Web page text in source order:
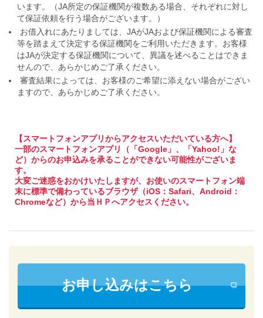
います。（JA所定の保証機関が複数ある場合、それぞれに対し
て保証依頼を行う場合がございます。）
お借入れにあたりましては、JAがJAおよび保証機関による審査
等を踏まえて決定する保証機関をご利用いただきます。お客様
はJAが決定する保証機関について、異議を述べることはできま
せんので、あらかじめご了承ください。
審査結果によっては、お客様のご希望に添えない場合がござい
ますので、あらかじめご了承ください。
【スマートフォンアプリからアクセスいただいている方へ】
一部のスマートフォンアプリ（「Google」、「Yahoo!」な
ど）からのお申込みを承ることができない可能性がございま
す。
大変ご迷惑をおかけいたしますが、お使いのスマートフォン端
末に標準で備わっているブラウザ（iOS：Safari、Android：
Chromeなど）から当ＨＰへアクセスください。
お申し込みはこちら